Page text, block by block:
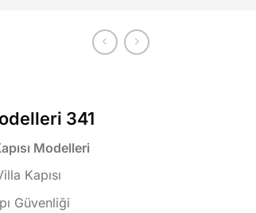
341
Modelleri
Kapısı
Güvenliği